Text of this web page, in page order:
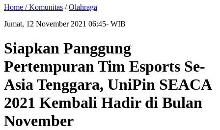
Home /Komunitas /Olahraga
Jumat, 12 November 2021 06:45- WIB
Siapkan Panggung
Pertempuran Tim Esports Se-
Asia Tenggara, UniPin SEACA
2021 Kembali Hadir di Bulan
November